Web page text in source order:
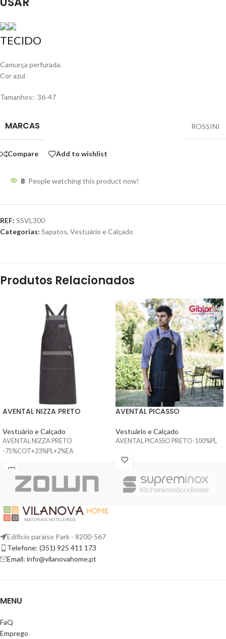
TECIDO
Camurça perfurada.
Cor azul
Tamanhos: 36-47
MARCAS ROSSINI
Compare Add to wishlist
8 People watching this product now!
REF: SSVL300
Categorias: Sapatos, Vestuário e Calçado
Produtos Relacionados
AVENTAL NIZZA PRETO
Vestuário e Calçado
AVENTAL NIZZA PRETO
-75%COT+23%PL+2%EA
AVENTAL PICASSO
Vestuário e Calçado
AVENTAL PICASSO PRETO-100%PL
Edifício paraíso Park - 8200-567
Telefone: (351) 925 411 173
Email: info@vilanovahome.pt
MENU
FaQ
Emprego